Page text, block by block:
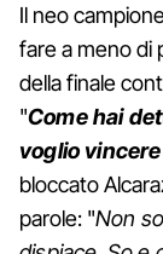
Il neo
fare a meno di
della finale
"Come hai
voglio
bloccato
parole: "Non